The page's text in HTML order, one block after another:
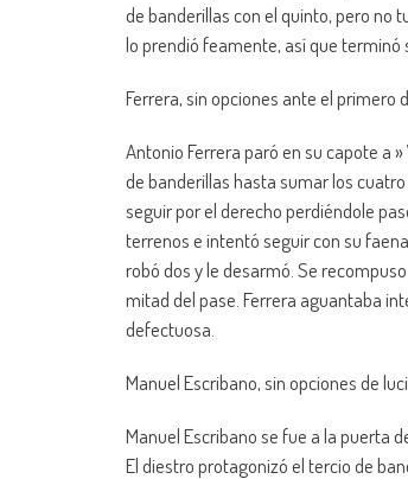
de banderillas con el quinto, pero no
lo prendió feamente, así que terminó
Ferrera, sin opciones ante el primero
Antonio Ferrera paró en su capote a
de banderillas hasta sumar los
seguir por el derecho perdiéndole
terrenos e intentó seguir con su
robó dos y le desarmó. Se
mitad del pase. Ferrera aguantaba
defectuosa.
Manuel Escribano, sin opciones de
Manuel Escribano se fue a la puerta
El diestro protagonizó el tercio de